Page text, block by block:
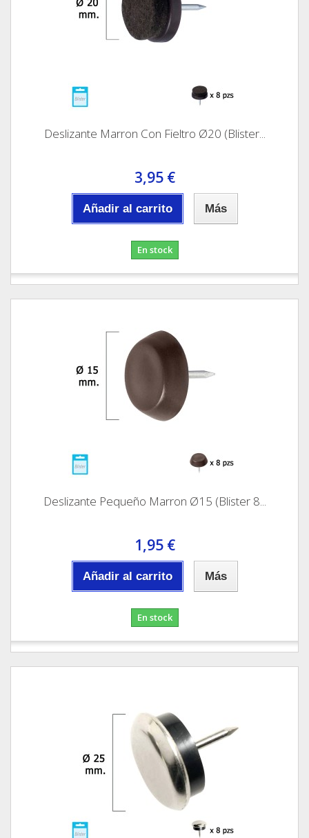
Deslizante Marron Con Fieltro Ø20 (Blister...
3,95 €
Añadir al carrito Más
En stock
Deslizante Pequeño Marron Ø15 (Blister 8...
1,95 €
Añadir al carrito Más
En stock